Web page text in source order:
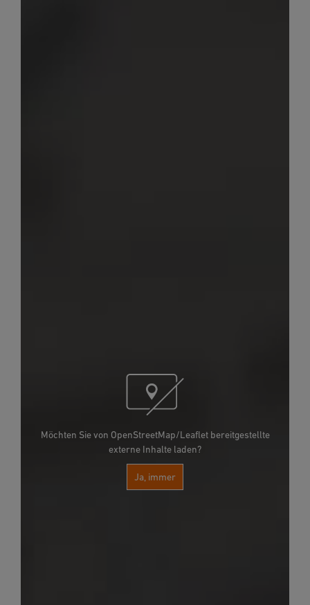
Möchten Sie von OpenStreetMap/Leaflet bereitgestellte
externe Inhalte laden?
Ja, immer